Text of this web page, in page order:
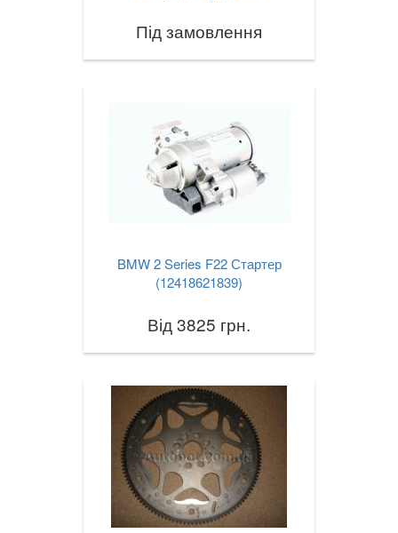
Під замовлення
BMW 2 Series F22 Стартер
(12418621839)
Від 3825 грн.